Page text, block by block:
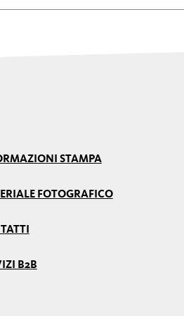
STAMPA
FOTOGRAFICO
B2B